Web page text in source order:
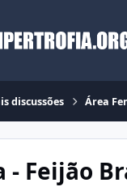
discussões Área
- Feijão